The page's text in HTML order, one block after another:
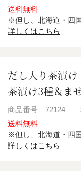
送料無料
※但し、北海道・四
詳しくはこちら
だし入り茶漬
茶漬け3種＆ま
商品番号 72124
送料無料
※但し、北海道・四
詳しくはこちら